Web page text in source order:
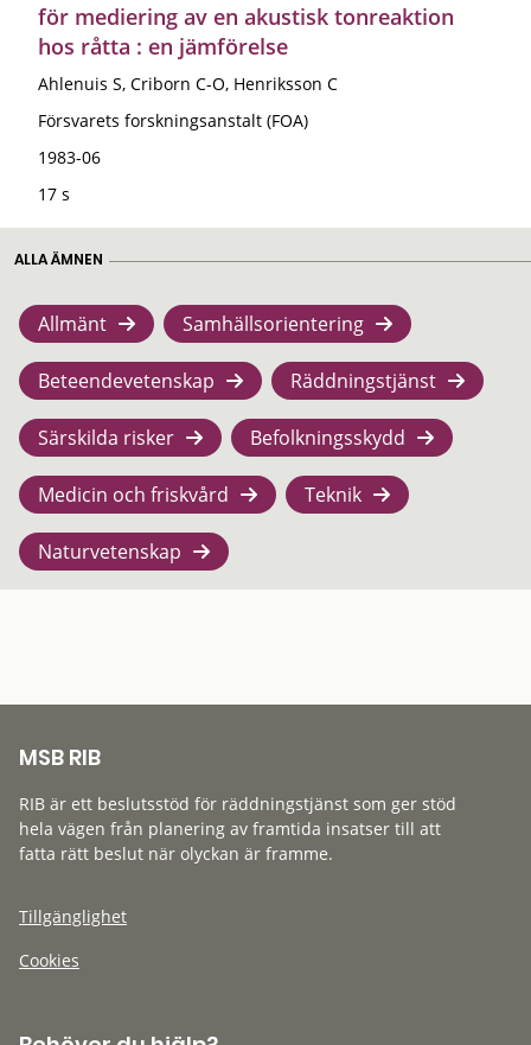
för mediering av en akustisk tonreaktion
hos råtta : en jämförelse
Ahlenuis S, Criborn C-O, Henriksson C
Försvarets forskningsanstalt (FOA)
1983-06
17 s
ALLA ÄMNEN
Allmänt Samhällsorientering
Beteendevetenskap Räddningstjänst
Särskilda risker Befolkningsskydd
Medicin och friskvård Teknik
Naturvetenskap
MSB RIB
RIB är ett beslutsstöd för räddningstjänst som ger stöd
hela vägen från planering av framtida insatser till att
fatta rätt beslut när olyckan är framme.
Tillgänglighet
Cookies